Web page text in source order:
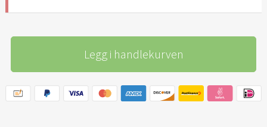
Legg i handlekurven